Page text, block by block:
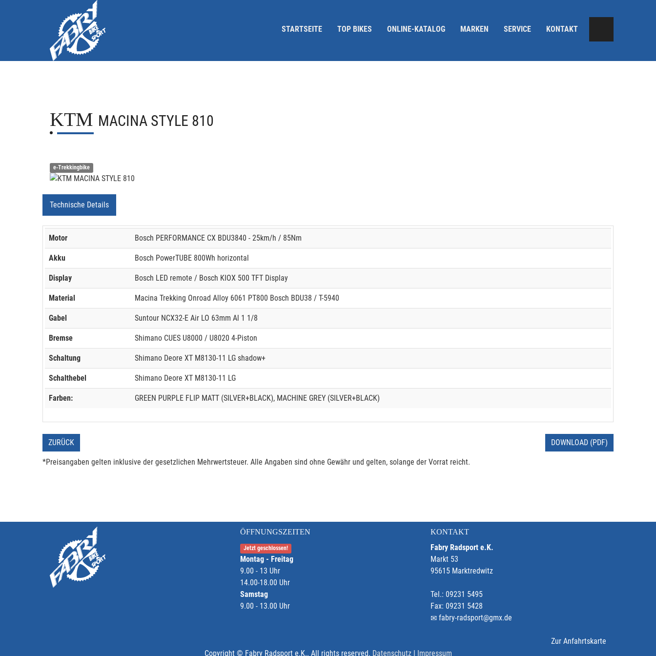
STARTSEITE TOP BIKES ONLINE-KATALOG MARKEN SERVICE KONTAKT
KTM MACINA STYLE 810
e-Trekkingbike
Technische Details
Motor Bosch PERFORMANCE CX BDU3840 - 25km/h / 85Nm
Akku Bosch PowerTUBE 800Wh horizontal
Display Bosch LED remote / Bosch KIOX 500 TFT Display
Material Macina Trekking Onroad Alloy 6061 PT800 Bosch BDU38 / T-5940
Gabel Suntour NCX32-E Air LO 63mm Al 1 1/8
Bremse Shimano CUES U8000 / U8020 4-Piston
Schaltung Shimano Deore XT M8130-11 LG shadow+
Schalthebel Shimano Deore XT M8130-11 LG
Farben: GREEN PURPLE FLIP MATT (SILVER+BLACK), MACHINE GREY (SILVER+BLACK)
ZURÜCK DOWNLOAD (PDF)
*Preisangaben gelten inklusive der gesetzlichen Mehrwertsteuer. Alle Angaben sind ohne Gewähr und gelten, solange der Vorrat reicht.
ÖFFNUNGSZEITEN
Jetzt geschlossen!
Montag - Freitag
9.00 - 13 Uhr
14.00-18.00 Uhr
Samstag
9.00 - 13.00 Uhr
KONTAKT
Fabry Radsport e.K.
Markt 53
95615 Marktredwitz
Tel.: 09231 5495
Fax: 09231 5428
fabry-radsport@gmx.de
Zur Anfahrtskarte
Copyright © Fabry Radsport e.K.. All rights reserved. Datenschutz| Impressum